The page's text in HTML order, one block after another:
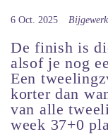
6 Oct. 2025
De finish is
alsof je nog
Een
korter dan
van alle
week 37+0